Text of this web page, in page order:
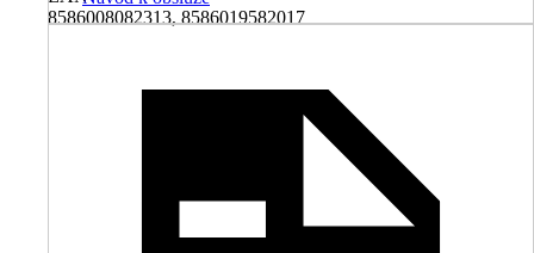
8586008082313, 8586019582017